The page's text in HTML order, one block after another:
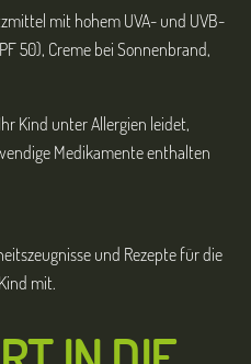
mit hohem UVA- und UVB-
50), Creme bei Sonnenbrand,
Kind unter Allergien leidet,
Medikamente enthalten
und Rezepte für die
mit.